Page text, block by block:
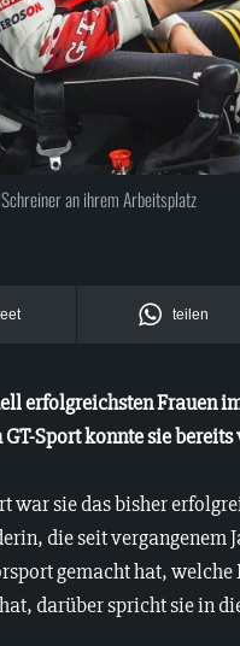
an ihrem Arbeitsplatz
teilen
erfolgreichsten Frauen
Sport konnte sie
war sie das bisher
die seit vergangenem
gemacht hat, welche
darüber spricht sie in